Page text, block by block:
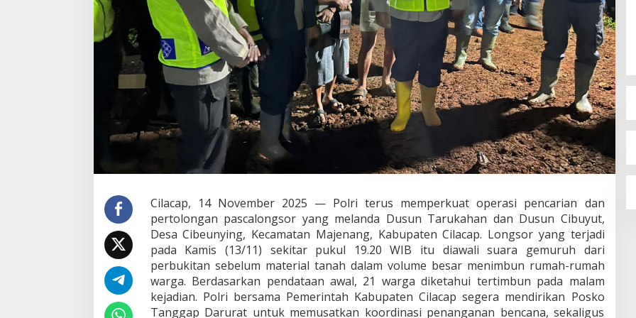
i
n
g
P
e
l
a
c
k
,
d
e
r
k
a
t
O
p
e
Cilacap, 14 November 2025 — Polri terus memperkuat operasi pencarian dan
pertolongan pascalongsor yang melanda Dusun Tarukahan dan Dusun Cibuyut,
Desa Cibeunying, Kecamatan Majenang, Kabupaten Cilacap. Longsor yang terjadi
pada Kamis (13/11) sekitar pukul 19.20 WIB itu diawali suara gemuruh dari
perbukitan sebelum material tanah dalam volume besar menimbun rumah-rumah
warga. Berdasarkan pendataan awal, 21 warga diketahui tertimbun pada malam
kejadian. Polri bersama Pemerintah Kabupaten Cilacap segera mendirikan Posko
Tanggap Darurat untuk memusatkan koordinasi penanganan bencana, sekaligus